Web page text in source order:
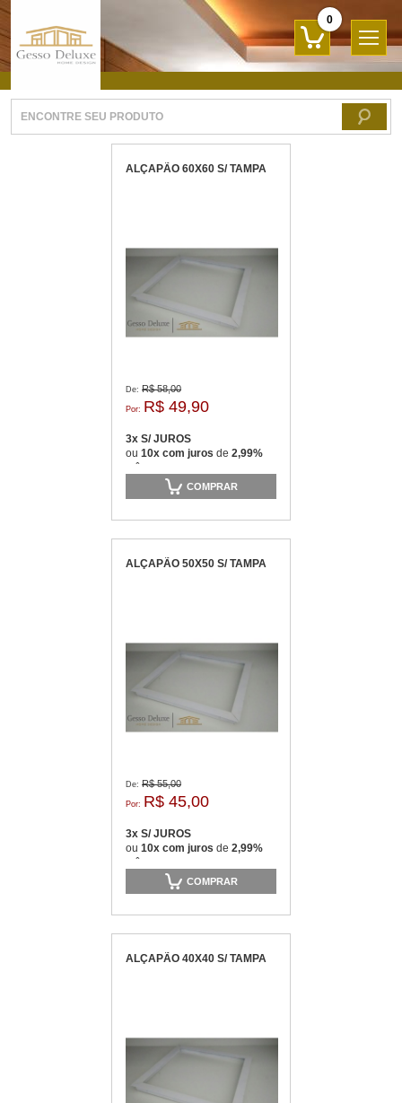
0
ALÇAPÃO 60X60 S/ TAMPA
De: R$ 58,00
Por: R$ 49,90
3x S/ JUROS
ou 10x com juros de 2,99%
mês
COMPRAR
ALÇAPÃO 50X50 S/ TAMPA
De: R$ 55,00
Por: R$ 45,00
3x S/ JUROS
ou 10x com juros de 2,99%
mês
COMPRAR
ALÇAPÃO 40X40 S/ TAMPA